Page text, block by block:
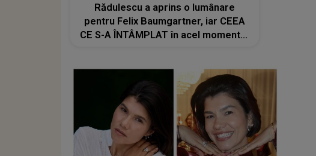
Rădulescu a aprins o lumânare
pentru Felix Baumgartner, iar CEEA
CE S-A ÎNTÂMPLAT în acel moment i-